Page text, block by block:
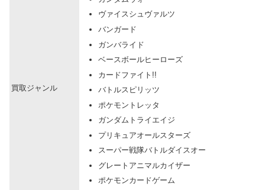
買取ジャンル
ヴァイスシュヴァルツ
バンガード
ガンバライド
ベースボールヒーローズ
カードファイト!!
バトルスピリッツ
ポケモントレッタ
ガンダムトライエイジ
プリキュアオールスターズ
スーパー戦隊バトルダイスオー
グレートアニマルカイザー
ポケモンカードゲーム